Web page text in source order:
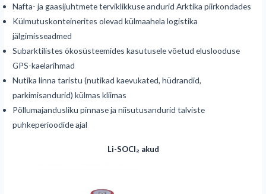
Nafta- ja gaasijuhtmete terviklikkuse andurid Arktika piirkondades
Külmutuskonteinerites olevad külmaahela logistika
jälgimisseadmed
Subarktilistes ökosüsteemides kasutusele võetud eluslooduse
GPS-kaelarihmad
Nutika linna taristu (nutikad kaevukated, hüdrandid,
parkimisandurid) külmas kliimas
Põllumajandusliku pinnase ja niisutusandurid talviste
puhkeperioodide ajal
Li-SOCl₂ akud